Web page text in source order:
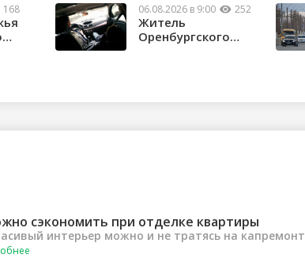
168 06.08.2026 в 9:00 252
Житель
Оренбургского
сэкономить при отделке квартиры
интерьер можно и не тратясь на капремонт